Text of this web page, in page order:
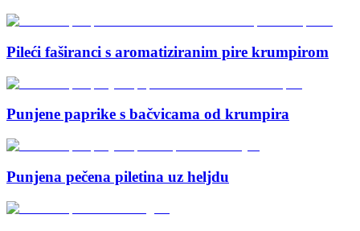
Pileći faširanci s aromatiziranim pire krumpirom
Punjene paprike s bačvicama od krumpira
Punjena pečena piletina uz heljdu